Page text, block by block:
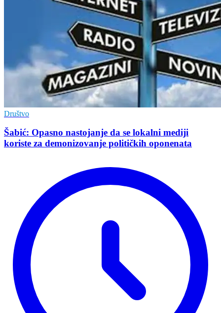
Društvo
Šabić: Opasno nastojanje da se lokalni mediji
koriste za demonizovanje političkih oponenata